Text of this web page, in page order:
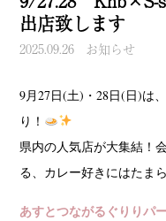
出店致します
2025.09.26 お知らせ
9月27日(土)・28日(日)は
り！
県内の人気店が大集結！
る、カレー好きにはたま
あすとつながるぐりりパ